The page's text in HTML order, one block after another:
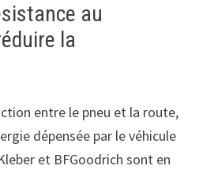
au
la
entre le pneu et la route,
dépensée par le véhicule
et BFGoodrich sont en